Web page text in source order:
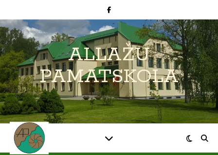
ALLAŽU
PAMATSKOLA